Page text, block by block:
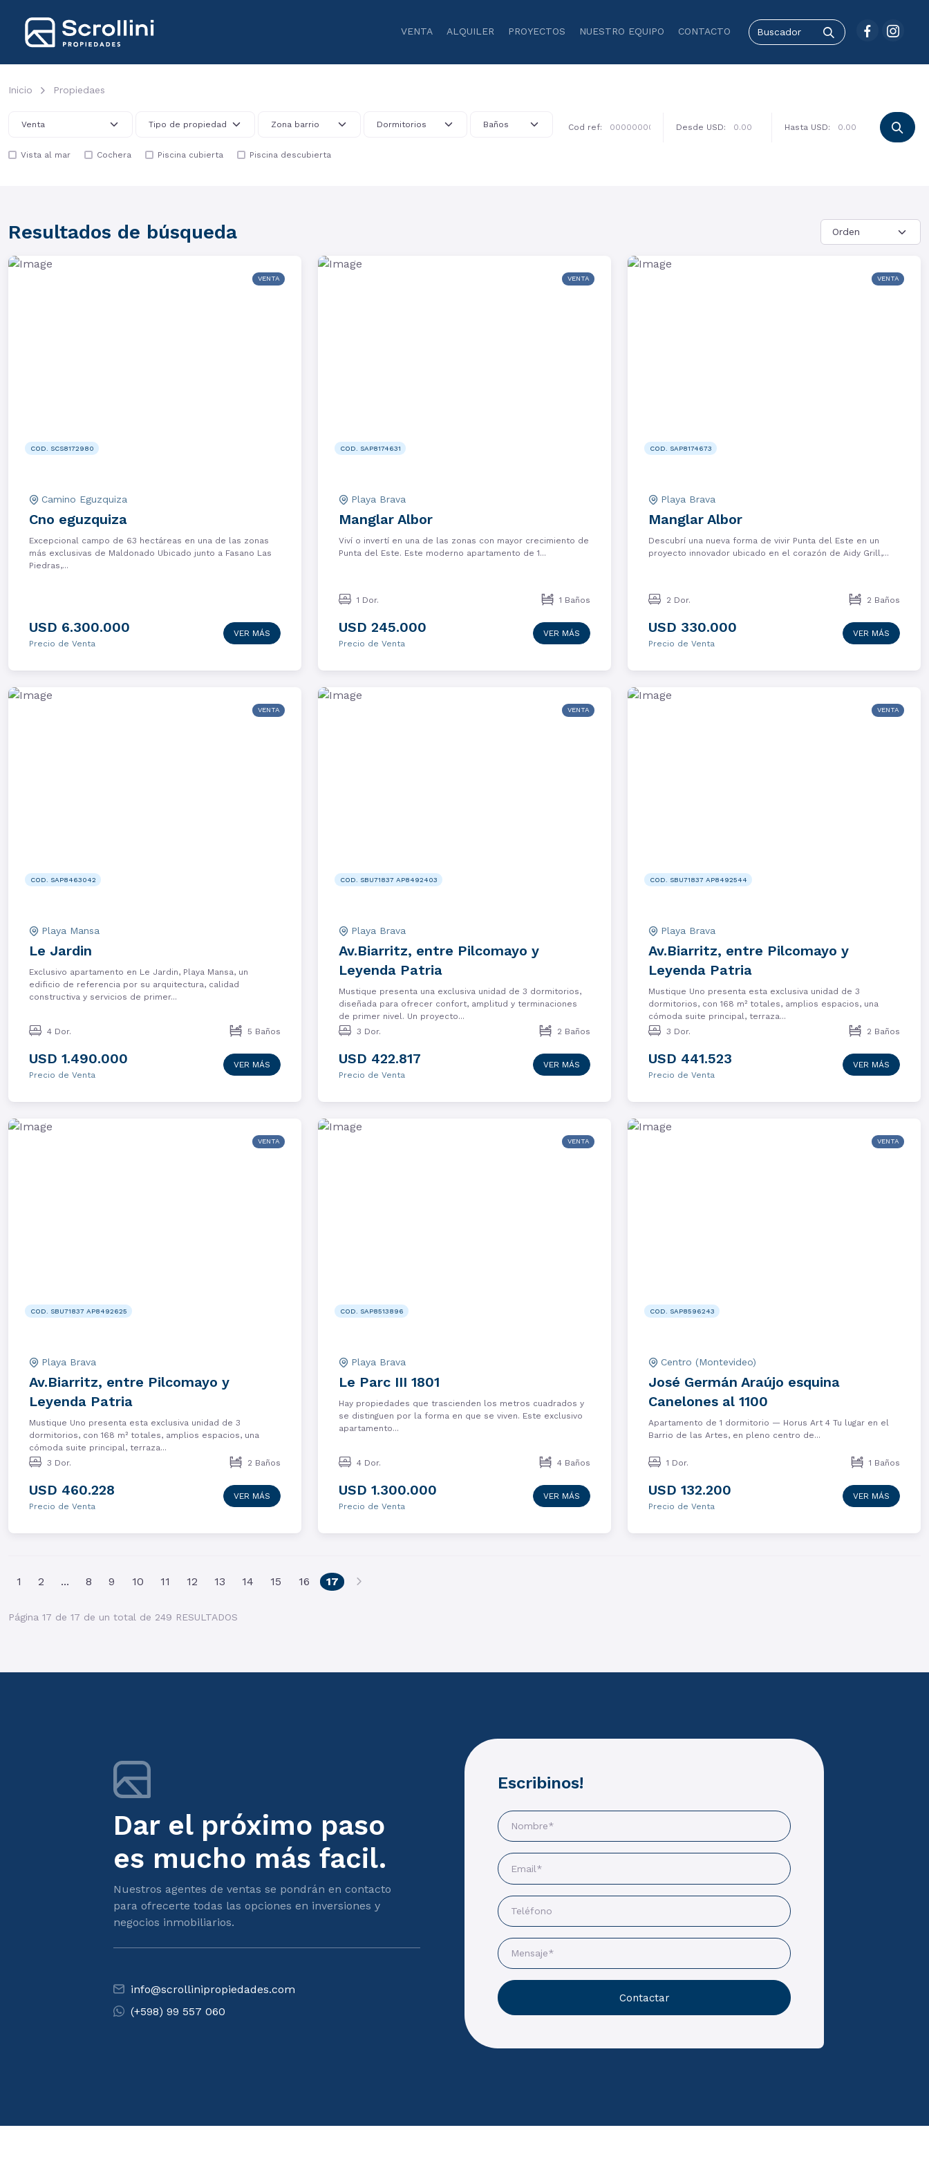
VENTA ALQUILER PROYECTOS NUESTRO EQUIPO CONTACTO
Inicio Propiedaes
Cod ref: Desde USD: Hasta USD:
Vista al mar Cochera Piscina cubierta Piscina descubierta
Resultados de búsqueda
VENTA
COD. SCS8172980
Camino Eguzquiza
Cno eguzquiza
Excepcional campo de 63 hectáreas en una de las zonas
más exclusivas de Maldonado Ubicado junto a Fasano Las
Piedras,...
USD 6.300.000
Precio de Venta
VER MÁS
VENTA
COD. SAP8174631
Playa Brava
Manglar Albor
Viví o invertí en una de las zonas con mayor crecimiento de
Punta del Este. Este moderno apartamento de 1...
1 Dor. 1 Baños
USD 245.000
Precio de Venta
VER MÁS
VENTA
COD. SAP8174673
Playa Brava
Manglar Albor
Descubrí una nueva forma de vivir Punta del Este en un
proyecto innovador ubicado en el corazón de Aidy Grill,...
2 Dor. 2 Baños
USD 330.000
Precio de Venta
VER MÁS
VENTA
COD. SAP8463042
Playa Mansa
Le Jardin
Exclusivo apartamento en Le Jardin, Playa Mansa, un
edificio de referencia por su arquitectura, calidad
constructiva y servicios de primer...
4 Dor. 5 Baños
USD 1.490.000
Precio de Venta
VER MÁS
VENTA
COD. SBU71837 AP8492403
Playa Brava
Av.Biarritz, entre Pilcomayo y
Leyenda Patria
Mustique presenta una exclusiva unidad de 3 dormitorios,
diseñada para ofrecer confort, amplitud y terminaciones
de primer nivel. Un proyecto...
3 Dor.
2 Baños
USD 422.817
Precio de Venta
VER MÁS
VENTA
COD. SBU71837 AP8492544
Playa Brava
Av.Biarritz, entre Pilcomayo y
Leyenda Patria
Mustique Uno presenta esta exclusiva unidad de 3
dormitorios, con 168 m² totales, amplios espacios, una
cómoda suite principal, terraza...
3 Dor.
2 Baños
USD 441.523
Precio de Venta
VER MÁS
VENTA
COD. SBU71837 AP8492625
Playa Brava
Av.Biarritz, entre Pilcomayo y
Leyenda Patria
Mustique Uno presenta esta exclusiva unidad de 3
dormitorios, con 168 m² totales, amplios espacios, una
cómoda suite principal, terraza...
3 Dor.
2 Baños
USD 460.228
Precio de Venta
VER MÁS
VENTA
COD. SAP8513896
Playa Brava
Le Parc III 1801
Hay propiedades que trascienden los metros cuadrados y
se distinguen por la forma en que se viven. Este exclusivo
apartamento...
4 Dor. 4 Baños
USD 1.300.000
Precio de Venta
VER MÁS
VENTA
COD. SAP8596243
Centro (Montevideo)
José Germán Araújo esquina
Canelones al 1100
Apartamento de 1 dormitorio — Horus Art 4 Tu lugar en el
Barrio de las Artes, en pleno centro de...
1 Dor. 1 Baños
USD 132.200
Precio de Venta
VER MÁS
1 2 ... 8 9 10 11 12 13 14 15 16 17(current)
Página 17 de 17 de un total de 249 RESULTADOS
Dar el próximo paso
es mucho más facil.
Nuestros agentes de ventas se pondrán en contacto
para ofrecerte todas las opciones en inversiones y
negocios inmobiliarios.
info@scrollinipropiedades.com
(+598) 99 557 060
Escribinos!
Contactar